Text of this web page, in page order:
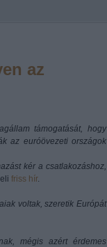
az
támogatását, hogy
az euróövezeti országok
kér a csatlakozáshoz,
friss hír.
voltak, szeretik Európát
mégis azért érdemes